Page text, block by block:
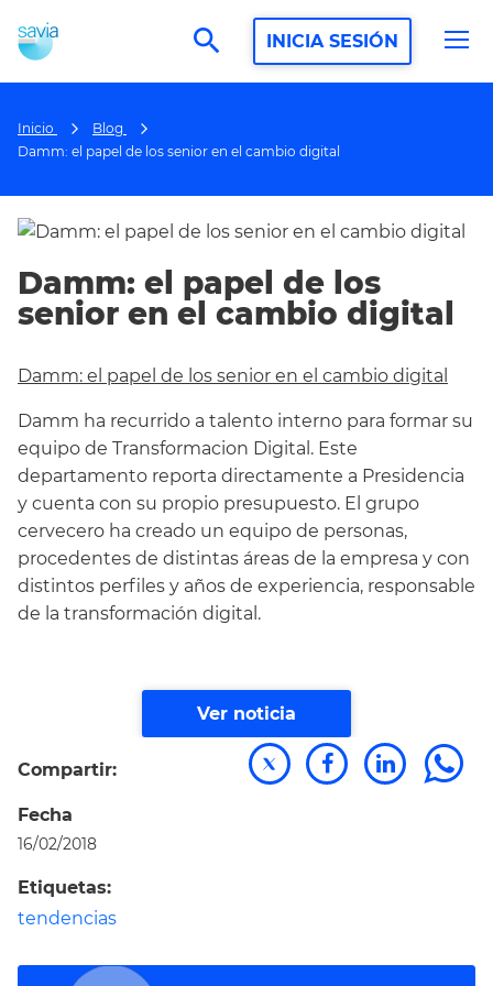
search INICIA SESIÓN
Inicio
Blog
Damm: el papel de los senior en el cambio digital
Damm: el papel de los
senior en el cambio digital
Damm: el papel de los senior en el cambio digital
Damm ha recurrido a talento interno para formar su
equipo de Transformacion Digital. Este
departamento reporta directamente a Presidencia
y cuenta con su propio presupuesto. El grupo
cervecero ha creado un equipo de personas,
procedentes de distintas áreas de la empresa y con
distintos perfiles y años de experiencia, responsable
de la transformación digital.
Ver noticia
Compartir:
Fecha
16/02/2018
Etiquetas:
tendencias